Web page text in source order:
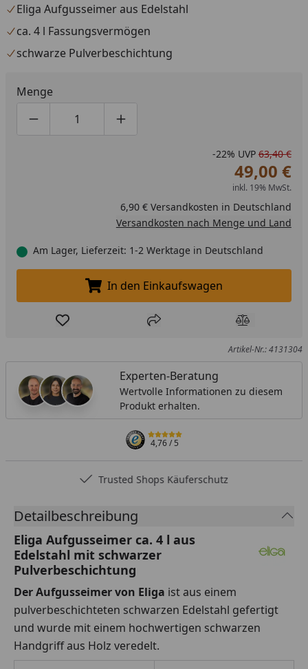
Eliga Aufgusseimer aus Edelstahl
ca. 4 l Fassungsvermögen
schwarze Pulverbeschichtung
Menge
Produktmenge um eins verringern
Produktmenge manuell eingeben
Produktmenge um eins erhöhen
-22% UVP 63,40 €
49,00 €
inkl. 19% MwSt.
6,90 € Versandkosten in Deutschland
Versandkosten nach Menge und Land
Am Lager, Lieferzeit: 1-2 Werktage in Deutschland
In den Einkaufswagen legen
In den Einkaufswagen
Produkt zur Wunschliste hinzufügen
Teilen Produkt
Artikel-Nr.: 4131304
Experten-Beratung
Wertvolle Informationen zu diesem
Produkt erhalten.
4,76/ 5
Trusted Shops Käuferschutz
Detailbeschreibung
Eliga Aufgusseimer ca. 4 l aus
Edelstahl mit schwarzer
Pulverbeschichtung
Der Aufgusseimer von Eliga ist aus einem
pulverbeschichteten schwarzen Edelstahl gefertigt
und wurde mit einem hochwertigen schwarzen
Handgriff aus Holz veredelt.